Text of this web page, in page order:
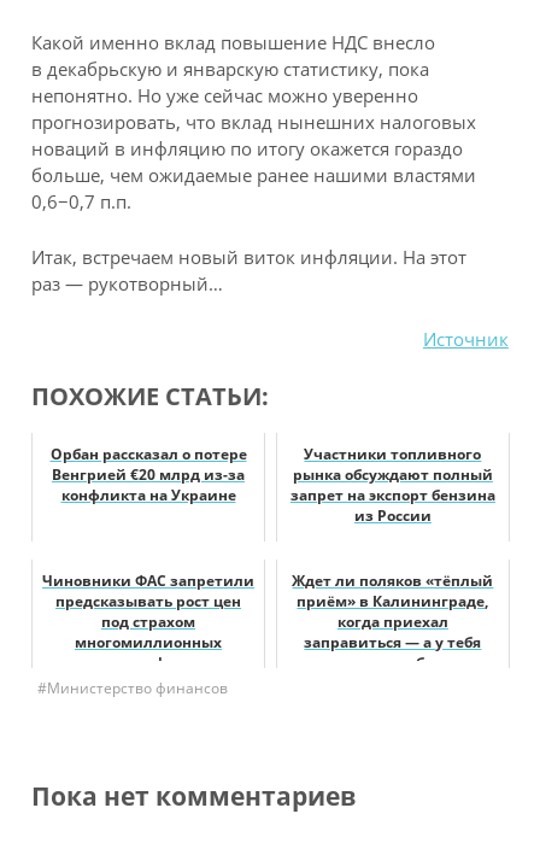
Какой именно вклад повышение НДС внесло
в декабрьскую и январскую статистику, пока
непонятно. Но уже сейчас можно уверенно
прогнозировать, что вклад нынешних налоговых
новаций в инфляцию по итогу окажется гораздо
больше, чем ожидаемые ранее нашими властями
0,6−0,7 п.п.
Итак, встречаем новый виток инфляции. На этот
раз — рукотворный…
Источник
ПОХОЖИЕ СТАТЬИ:
Орбан рассказал о потере
Венгрией €20 млрд из-за
конфликта на Украине
Участники топливного
рынка обсуждают полный
запрет на экспорт бензина
из России
Чиновники ФАС запретили
предсказывать рост цен
под страхом
многомиллионных
штрафов
Ждет ли поляков «тёплый
приём» в Калининграде,
когда приехал
заправиться — а у тебя
машину отобрали
#Министерство финансов
Пока нет комментариев